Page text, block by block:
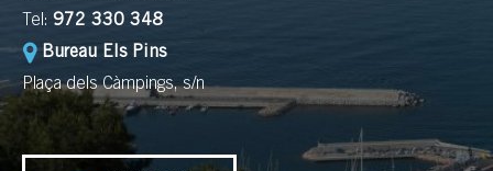
Tel: 972 330 348
Bureau Els Pins
Plaça dels Càmpings, s/n